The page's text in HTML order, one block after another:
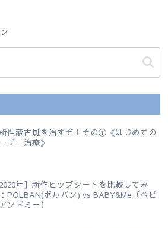
性蒙古斑を治すぞ！その①《はじめての
ザー治療》
2020年】新作ヒップシートを比較してみ
POLBAN(ポルバン) vs BABY&Me（ベビ
ンドミー）